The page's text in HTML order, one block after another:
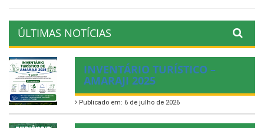
ÚLTIMAS NOTÍCIAS
INVENTÁRIO TURÍSTICO –
AMARAJI 2025
Publicado em: 6 de julho de 2026